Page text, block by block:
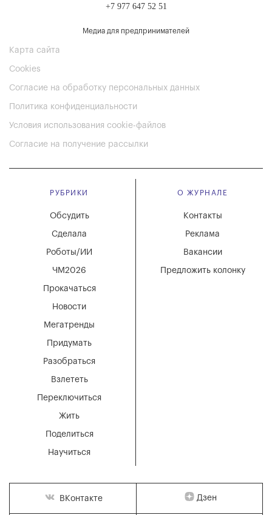
+7 977 647 52 51
Медиа для предпринимателей
Карта сайта
Cookies
Согласие на обработку персональных данных
Политика конфиденциальности
Условия использования cookie-файлов
Согласие на получение рассылки
РУБРИКИ
Мегатренды
Придумать
Разобраться
Взлететь
Новости
Переключиться
Жить
Поделиться
Научиться
Обсудить
Сделала
Роботы/ИИ
ЧМ2026
Прокачаться
О ЖУРНАЛЕ
Вакансии
Реклама
Контакты
Предложить колонку
ВКонтакте Дзен